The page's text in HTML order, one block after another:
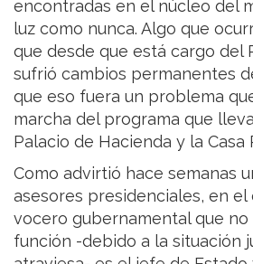
encontradas en el núcleo del
luz como nunca. Algo que
que desde que está cargo del
sufrió cambios permanentes
que eso fuera un problema
marcha del programa que
Palacio de Hacienda y la Casa
Como advirtió hace semanas
asesores presidenciales, en
vocero gubernamental que
función -debido a la situación